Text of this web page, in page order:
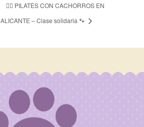
🧘‍♀️ PILATES CON CACHORROS EN
ALICANTE – Clase solidaria 🐾